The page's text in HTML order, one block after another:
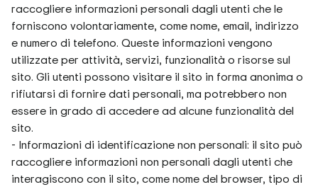
raccogliere informazioni personali dagli utenti che le
forniscono volontariamente, come nome, email, indirizzo
e numero di telefono. Queste informazioni vengono
utilizzate per attività, servizi, funzionalità o risorse sul
sito. Gli utenti possono visitare il sito in forma anonima o
rifiutarsi di fornire dati personali, ma potrebbero non
essere in grado di accedere ad alcune funzionalità del
sito.
- Informazioni di identificazione non personali: il sito può
raccogliere informazioni non personali dagli utenti che
interagiscono con il sito, come nome del browser, tipo di